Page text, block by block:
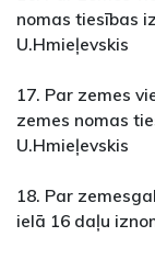
nomas tiesības
U.Hmieļevskis
17. Par zemes
zemes nomas
U.Hmieļevskis
18. Par
ielā 16 daļu